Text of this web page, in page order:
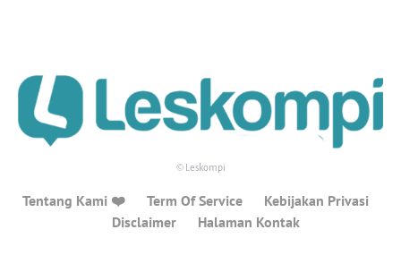
© Leskompi
Tentang Kami ❤️ Term Of Service
Kebijakan Privasi
Disclaimer
Halaman Kontak